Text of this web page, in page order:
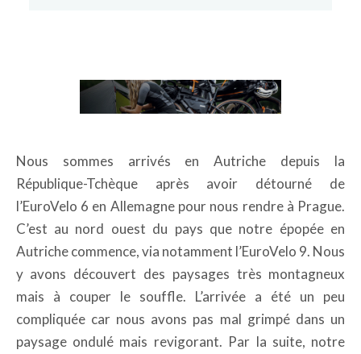
Nous sommes arrivés en Autriche depuis la
République-Tchèque après avoir détourné de
l’EuroVelo 6 en Allemagne pour nous rendre à Prague.
C’est au nord ouest du pays que notre épopée en
Autriche commence, via notamment l’EuroVelo 9. Nous
y avons découvert des paysages très montagneux
mais à couper le souffle. L’arrivée a été un peu
compliquée car nous avons pas mal grimpé dans un
paysage ondulé mais revigorant. Par la suite, notre